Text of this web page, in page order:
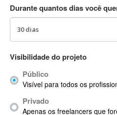
AC3
ACID Pro
ACPI
Acrobat
Acrobat X
Acronis
Durante quantos dias você
Visibilidade do projeto
Público
Visível para todos os
Privado
Apenas os freelancers que